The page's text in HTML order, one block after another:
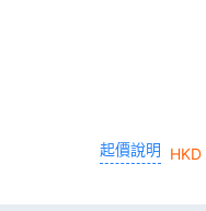
起價說明 HKD